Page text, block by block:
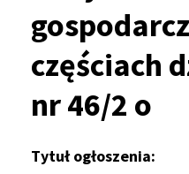
częściach
nr 46/2 o
Tytuł ogłoszenia